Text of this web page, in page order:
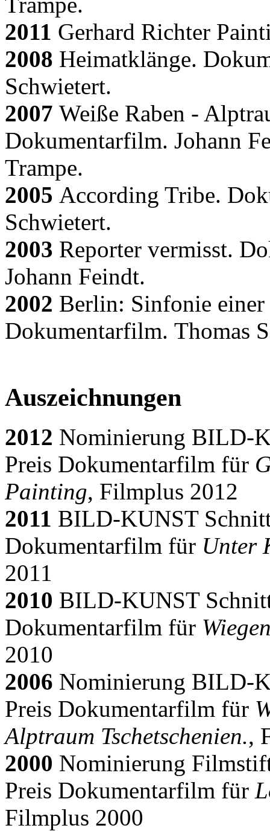
2011 Gerhard Richter
2008 Heimatklänge.
Schwietert.
2007 Weiße Raben -
Dokumentarfilm. Johann
Trampe.
2005 According Tribe.
Schwietert.
2003 Reporter vermisst.
Johann Feindt.
2002 Berlin: Sinfonie einer
Dokumentarfilm. Thomas
Auszeichnungen
2012 Nominierung BILD-
Preis Dokumentarfilm für
Painting, Filmplus 2012
2011 BILD-KUNST
Dokumentarfilm für Unter
2011
2010 BILD-KUNST
Dokumentarfilm für
2010
2006 Nominierung BILD-
Preis Dokumentarfilm für
Alptraum Tschetschenien.,
2000 Nominierung
Preis Dokumentarfilm für
Filmplus 2000